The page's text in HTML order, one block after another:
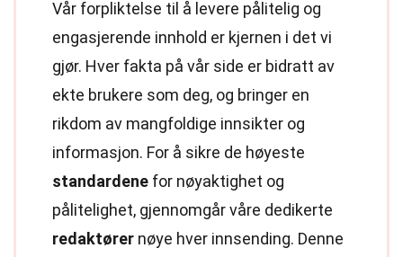
Vår forpliktelse til å levere pålitelig og
engasjerende innhold er kjernen i det vi
gjør. Hver fakta på vår side er bidratt av
ekte brukere som deg, og bringer en
rikdom av mangfoldige innsikter og
informasjon. For å sikre de høyeste
standardene for nøyaktighet og
pålitelighet, gjennomgår våre dedikerte
redaktører nøye hver innsending. Denne